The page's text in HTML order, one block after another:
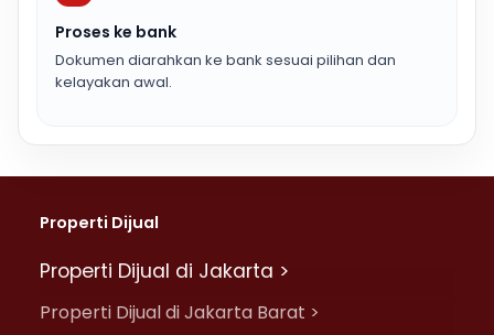
Proses ke bank
Dokumen diarahkan ke bank sesuai pilihan dan
kelayakan awal.
Properti Dijual
Properti Dijual di Jakarta >
Properti Dijual di Jakarta Barat >